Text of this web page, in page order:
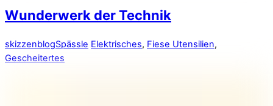
Wunderwerk der Technik
skizzenblogSpässle Elektrisches, Fiese Utensilien,
Gescheitertes